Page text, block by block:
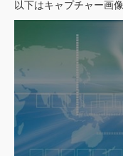
以下はキャプチャー画像